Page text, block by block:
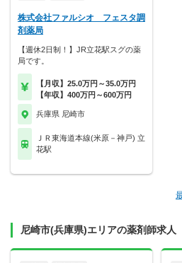
株式会社ファルシオ フェスタ調
剤薬局
【週休2日制！】JR立花駅スグの薬
局です。
【月収】25.0万円～35.0万円
【年収】400万円～600万円
兵庫県 尼崎市
ＪＲ東海道本線(米原－神戸) 立
花駅
尼崎市(兵庫県)エリアの薬剤師求人